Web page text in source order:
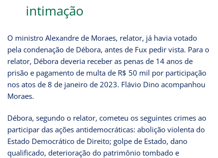
intimação
O ministro Alexandre de Moraes, relator, já havia votado
pela condenação de Débora, antes de Fux pedir vista. Para o
relator, Débora deveria receber as penas de 14 anos de
prisão e pagamento de multa de R$ 50 mil por participação
nos atos de 8 de janeiro de 2023. Flávio Dino acompanhou
Moraes.
Débora, segundo o relator, cometeu os seguintes crimes ao
participar das ações antidemocráticas: abolição violenta do
Estado Democrático de Direito; golpe de Estado, dano
qualificado, deterioração do patrimônio tombado e